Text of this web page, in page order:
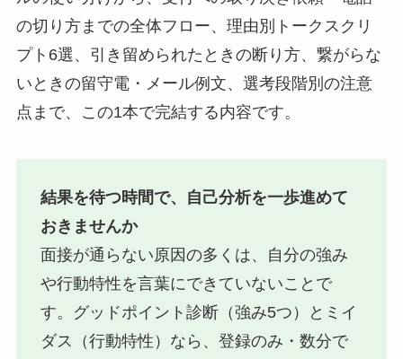
の切り方までの全体フロー、理由別トークスクリ
プト6選、引き留められたときの断り方、繋がらな
いときの留守電・メール例文、選考段階別の注意
点まで、この1本で完結する内容です。
結果を待つ時間で、自己分析を一歩進めて
おきませんか
面接が通らない原因の多くは、自分の強み
や行動特性を言葉にできていないことで
す。グッドポイント診断（強み5つ）とミイ
ダス（行動特性）なら、登録のみ・数分で